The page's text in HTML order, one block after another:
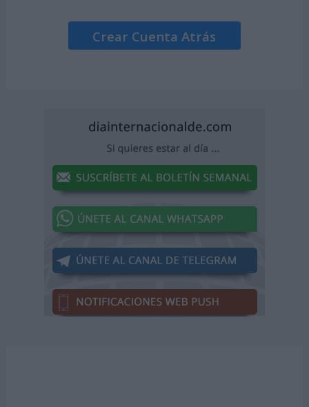
Crear Cuenta Atrás